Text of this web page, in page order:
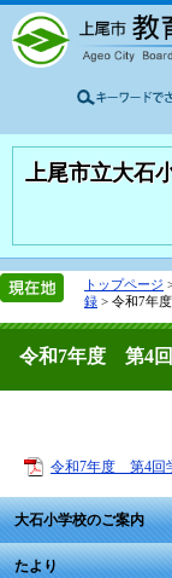
上尾市立大石
トップページ
録 > 令和7年
令和7年度 第4
令和7年度 第4回
大石小学校のご案内
たより